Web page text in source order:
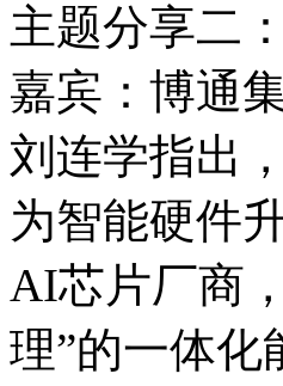
主题分享二
嘉宾：博通
刘连学指出
为智能硬件
AI芯片厂商
理”的一体化